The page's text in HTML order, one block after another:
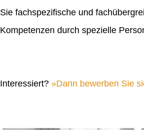
Sie fachspezifische und
Kompetenzen durch spezielle
Interessiert? Dann bewerben Sie